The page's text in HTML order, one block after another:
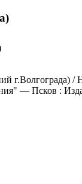
— Псков :